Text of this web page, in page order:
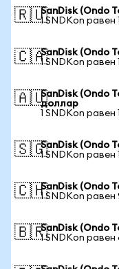
🇷🇺SanDisk (Ondo
1 SNDKon
🇨🇦SanDisk (Ondo
1 SNDKon равен
🇦🇺SanDisk (Ondo
доллар
1 SNDKon равен
🇸🇬SanDisk (Ondo
1 SNDKon равен
🇨🇭SanDisk (Ondo
1 SNDKon равен
🇧🇷SanDisk (Ondo
1 SNDKon равен